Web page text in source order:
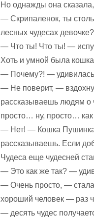
Но однажды она
— Скрипаленок, ты
лесных чудесах девочке?
— Что ты! Что ты! —
Хоть и умной была
— Почему?! — удивилась
— Не поверит, —
рассказываешь людям о
просто… ну, просто… как
— Нет! — Кошка Пушинка
рассказываешь. Если
Чудеса еще чудесней
— Это как же так? —
— Очень просто, —
хороший человек — раз
— десять чудес